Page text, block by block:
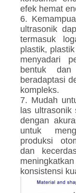
efek hemat
6.
ultrasonik
termasuk
plastik,
menyadari
bentuk
beradaptasi
kompleks.
7. Mudah
las ultrasonik
dengan
untuk
produksi
dan
konsistensi